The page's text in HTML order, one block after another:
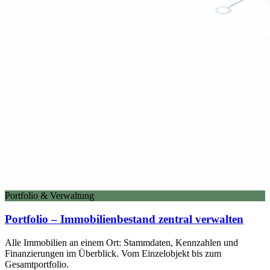
Portfolio & Verwaltung
Portfolio – Immobilienbestand zentral verwalten
Alle Immobilien an einem Ort: Stammdaten, Kennzahlen und
Finanzierungen im Überblick. Vom Einzelobjekt bis zum
Gesamtportfolio.